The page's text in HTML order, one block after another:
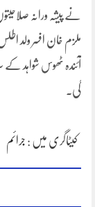
نے پیشہ ورانہ
ملزم خان افسر ولد
آئندہ ٹھوس شواہد کے
گی۔
کیٹاگری میں : جرائم